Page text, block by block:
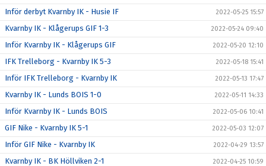
Inför derbyt Kvarnby IK - Husie IF 2022-05-25 15:57
Kvarnby IK - Klågerups GIF 1-3 2022-05-24 09:40
Inför Kvarnby IK - Klågerups GIF 2022-05-20 12:10
IFK Trelleborg - Kvarnby IK 5-3 2022-05-18 15:41
Inför IFK Trelleborg - Kvarnby IK 2022-05-13 17:47
Kvarnby IK - Lunds BOIS 1-0 2022-05-11 14:33
Inför Kvarnby IK - Lunds BOIS 2022-05-06 10:41
GIF Nike - Kvarnby IK 5-1 2022-05-03 12:07
Inför GIF Nike - Kvarnby IK 2022-04-29 13:57
Kvarnby IK - BK Höllviken 2-1 2022-04-25 10:59